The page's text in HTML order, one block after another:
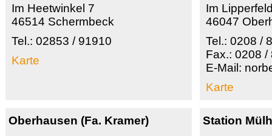
Im Heetwinkel 7
46514 Schermbeck
Tel.: 02853 / 91910
Karte
Im
46047
Tel.: 0208 /
Fax.: 0208 /
E-Mail:
Karte
Oberhausen (Fa. Kramer)
Station